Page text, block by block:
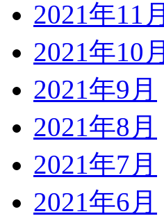
2021年11月
2021年10月
2021年9月
2021年8月
2021年7月
2021年6月